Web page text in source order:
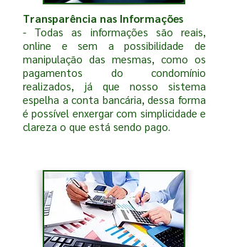
Transparência nas Informações
- Todas as informações são reais,
online e sem a possibilidade de
manipulação das mesmas, como os
pagamentos do condomínio
realizados, já que nosso sistema
espelha a conta bancária, dessa forma
é possível enxergar com simplicidade e
clareza o que está sendo pago.